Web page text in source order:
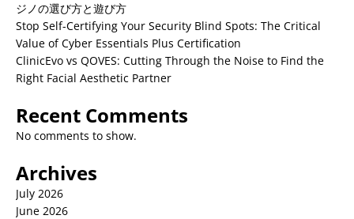
ジノの選び方と遊び方
Stop Self-Certifying Your Security Blind Spots: The Critical
Value of Cyber Essentials Plus Certification
ClinicEvo vs QOVES: Cutting Through the Noise to Find the
Right Facial Aesthetic Partner
Recent Comments
No comments to show.
Archives
July 2026
June 2026